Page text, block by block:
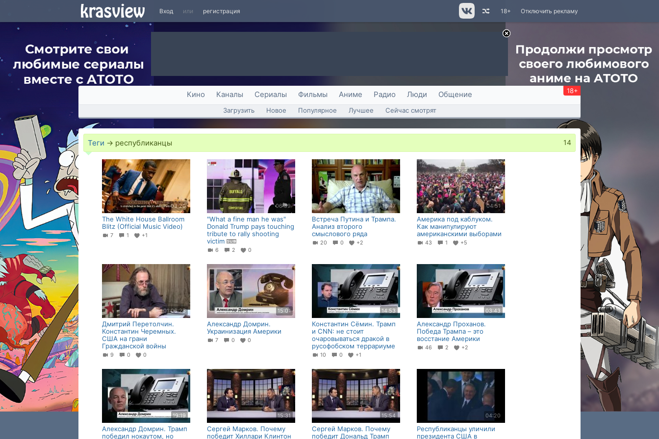
Вход или регистрация Отключить рекламу
18+
Кино Каналы Сериалы Фильмы Аниме Радио Люди Общение 18+
Загрузить Новое Популярное Лучшее Сейчас смотрят
Теги → республиканцы 14
03:20
The White House Ballroom
Blitz (Official Music Video)
7 1 +1
06:39
"What a fine man he was"
Donald Trump pays touching
tribute to rally shooting
victim
6 2 0
19:47
Встреча Путина и Трампа.
Анализ второго
смыслового ряда
20 0 +2
04:51
Америка под каблуком.
Как манипулируют
американскими выборами
43 1 +5
01:06:25
Дмитрий Перетолчин.
Константин Черемных.
США на грани
Гражданской войны
9 0 0
15:01
Александр Домрин.
Украинизация Америки
7 0 0
14:53
Константин Сёмин. Трамп
и CNN: не стоит
очаровываться дракой в
русофобском террариуме
10 0 +1
03:43
Александр Проханов.
Победа Трампа – это
восстание Америки
46 2 +2
19:19
Александр Домрин. Трамп
победил нокаутом, но
15:31
Сергей Марков. Почему
победит Хиллари Клинтон
15:54
Сергей Марков. Почему
победит Дональд Трамп
04:20
Республиканцы уличили
президента США в